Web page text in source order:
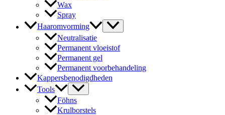
Wax
Spray
Haaromvorming
Neutralisatie
Permanent vloeistof
Permanent gel
Permanent voorbehandeling
Kappersbenodigdheden
Tools
Föhns
Krulborstels